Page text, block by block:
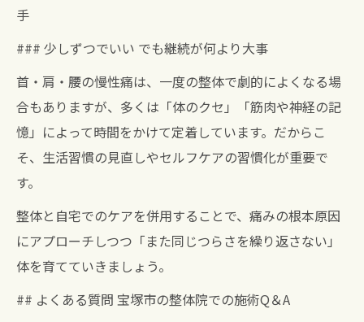
手
### 少しずつでいい でも継続が何より大事
首・肩・腰の慢性痛は、一度の整体で劇的によくなる場
合もありますが、多くは「体のクセ」「筋肉や神経の記
憶」によって時間をかけて定着しています。だからこ
そ、生活習慣の見直しやセルフケアの習慣化が重要で
す。
整体と自宅でのケアを併用することで、痛みの根本原因
にアプローチしつつ「また同じつらさを繰り返さない」
体を育てていきましょう。
## よくある質問 宝塚市の整体院での施術Q＆A